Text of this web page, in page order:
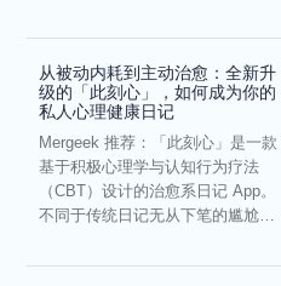
从被动内耗到主动治愈：全新升
级的「此刻心」，如何成为你的
私人心理健康日记
Mergeek 推荐：「此刻心」是一款
基于积极心理学与认知行为疗法
（CBT）设计的治愈系日记 App。
不同于传统日记无从下笔的尴尬，